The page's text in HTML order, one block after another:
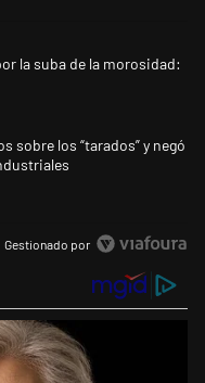
comentarios en los últimos
apuntó contra Milei por
la suba de la morosidad:
Caputo aclaró sus dichos
sobre los “tarados” y negó
Gestionado por